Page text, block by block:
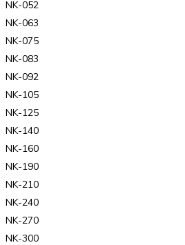
NK-052
NK-063
NK-075
NK-083
NK-092
NK-105
NK-125
NK-140
NK-160
NK-190
NK-210
NK-240
NK-270
NK-300